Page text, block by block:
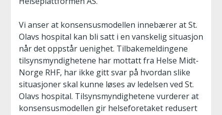
Vi anser at konsensusmodellen innebærer at St.
Olavs hospital kan bli satt i en vanskelig situasjon
når det oppstår uenighet. Tilbakemeldingene
tilsynsmyndighetene har mottatt fra Helse Midt-
Norge RHF, har ikke gitt svar på hvordan slike
situasjoner skal kunne løses av ledelsen ved St.
Olavs hospital. Tilsynsmyndighetene vurderer at
konsensusmodellen gir helseforetaket redusert